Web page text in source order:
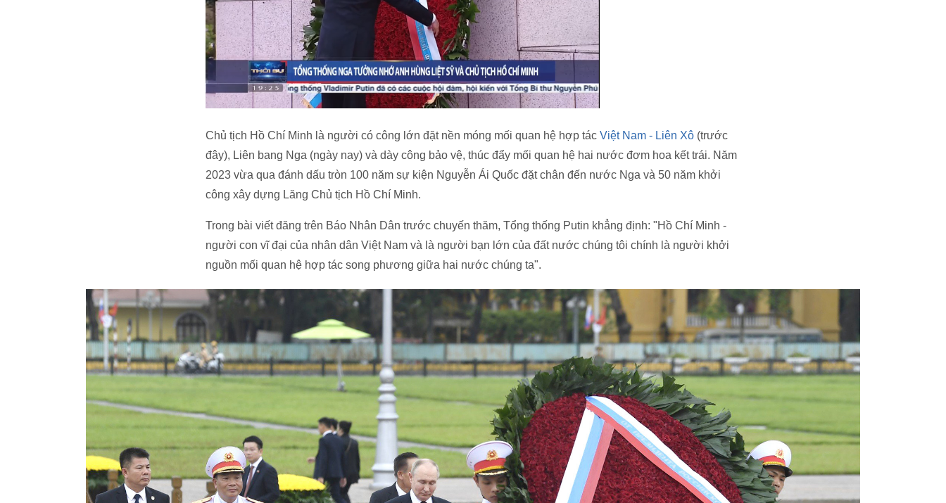
Chủ tịch Hồ Chí Minh là người có công lớn đặt nền móng mối quan hệ hợp tác Việt Nam - Liên Xô (trước
đây), Liên bang Nga (ngày nay) và dày công bảo vệ, thúc đẩy mối quan hệ hai nước đơm hoa kết trái. Năm
2023 vừa qua đánh dấu tròn 100 năm sự kiện Nguyễn Ái Quốc đặt chân đến nước Nga và 50 năm khởi
công xây dựng Lăng Chủ tịch Hồ Chí Minh.
Trong bài viết đăng trên Báo Nhân Dân trước chuyến thăm, Tổng thống Putin khẳng định: "Hồ Chí Minh -
người con vĩ đại của nhân dân Việt Nam và là người bạn lớn của đất nước chúng tôi chính là người khởi
nguồn mối quan hệ hợp tác song phương giữa hai nước chúng ta".